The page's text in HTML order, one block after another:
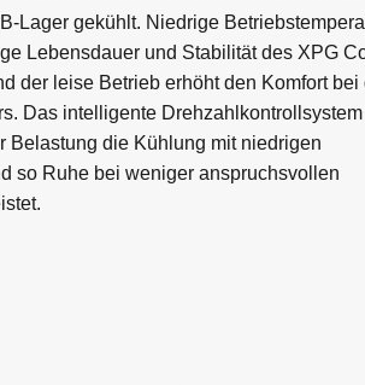
Lager gekühlt. Niedrige
Lebensdauer und Stabilität des XPG
der leise Betrieb erhöht den Komfort bei
Das intelligente
Belastung die Kühlung mit niedrigen
so Ruhe bei weniger anspruchsvollen